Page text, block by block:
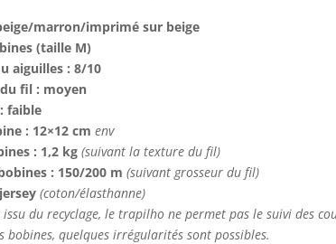
marron/imprimé sur beige
(taille M)
aiguilles : 8/10
fil : moyen
faible
: 12×12 cm env
: 1,2 kg (suivant la texture du fil)
: 150/200 m (suivant grosseur du fil)
(coton/élasthanne)
du recyclage, le trapilho ne permet pas le suivi des
bobines, quelques irrégularités sont possibles.